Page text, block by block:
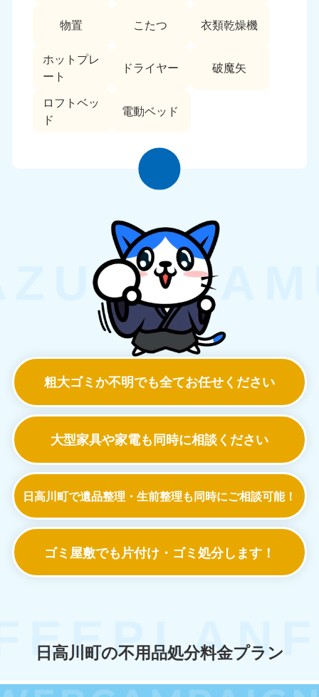
物置 こたつ 衣類乾燥機
ホットプレ
ート
ドライヤー 破魔矢
ロフトベッ
ド
電動ベッド
粗大ゴミか不明でも全てお任せください
大型家具や家電も同時に相談ください
日高川町で遺品整理・生前整理も同時にご相談可能！
ゴミ屋敷でも 片付け・ゴミ処分します！
日高川町の不用品処分料金プラン